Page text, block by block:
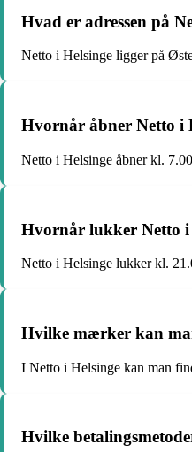
Hvad er adressen på
Netto i Helsinge ligger på
Hvornår åbner Netto i
Netto i Helsinge åbner kl.
Hvornår lukker Netto i
Netto i Helsinge lukker kl.
Hvilke mærker kan
I Netto i Helsinge kan man
Hvilke